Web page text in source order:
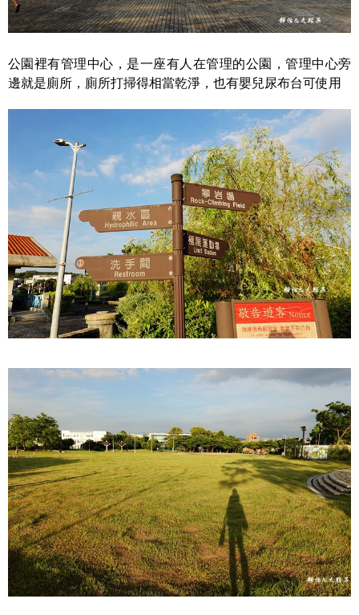
公園裡有管理中心，是一座有人在管理的公園，管理中心旁
邊就是廁所，廁所打掃得相當乾淨，也有嬰兒尿布台可使用